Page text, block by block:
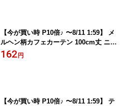
【今が買い時 P10倍♪ 〜8/11 1:59】 メ
ルヘン柄カフェカーテン 100cm丈 ニュ
ーロキシ− 10cm単位カット メール便は
162 円
【今が買い時 P10倍♪ 〜8/11 1:59】 テ